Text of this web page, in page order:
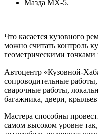
Мазда MX-5.
Что касается кузовного
можно считать контроль
геометрическими точками
Автоцентр «Кузовной-
сопроводительные
сварочные работы,
багажника, двери,
Мастера способны
самом высоком уровне